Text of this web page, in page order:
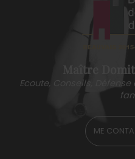
Maître
Ecoute, Conseils,
ME